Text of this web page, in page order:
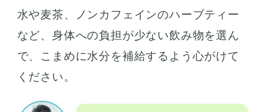
水や麦茶、ノンカフェインのハーブティー
など、身体への負担が少ない飲み物を選ん
で、こまめに水分を補給するよう心がけて
ください。